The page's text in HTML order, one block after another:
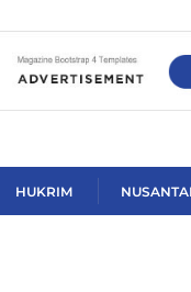
HUKRIM